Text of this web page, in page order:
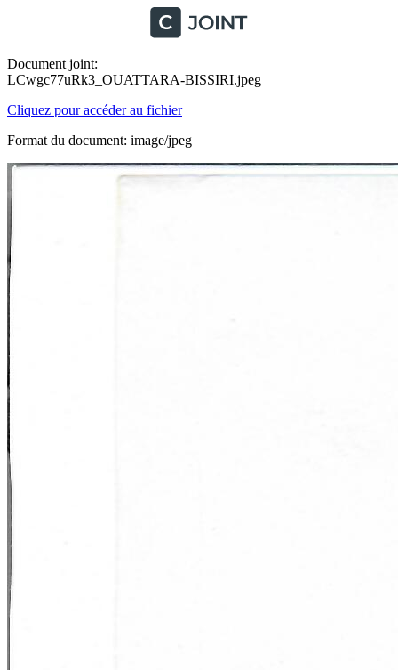
Document joint:
LCwgc77uRk3_OUATTARA-BISSIRI.jpeg
Cliquez pour accéder au fichier
Format du document: image/jpeg